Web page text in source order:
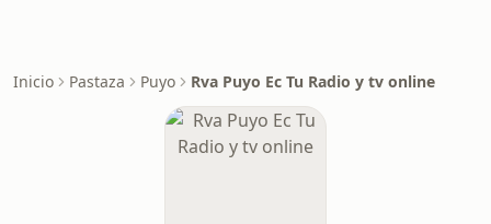
Inicio Pastaza Puyo Rva Puyo Ec Tu Radio y tv online